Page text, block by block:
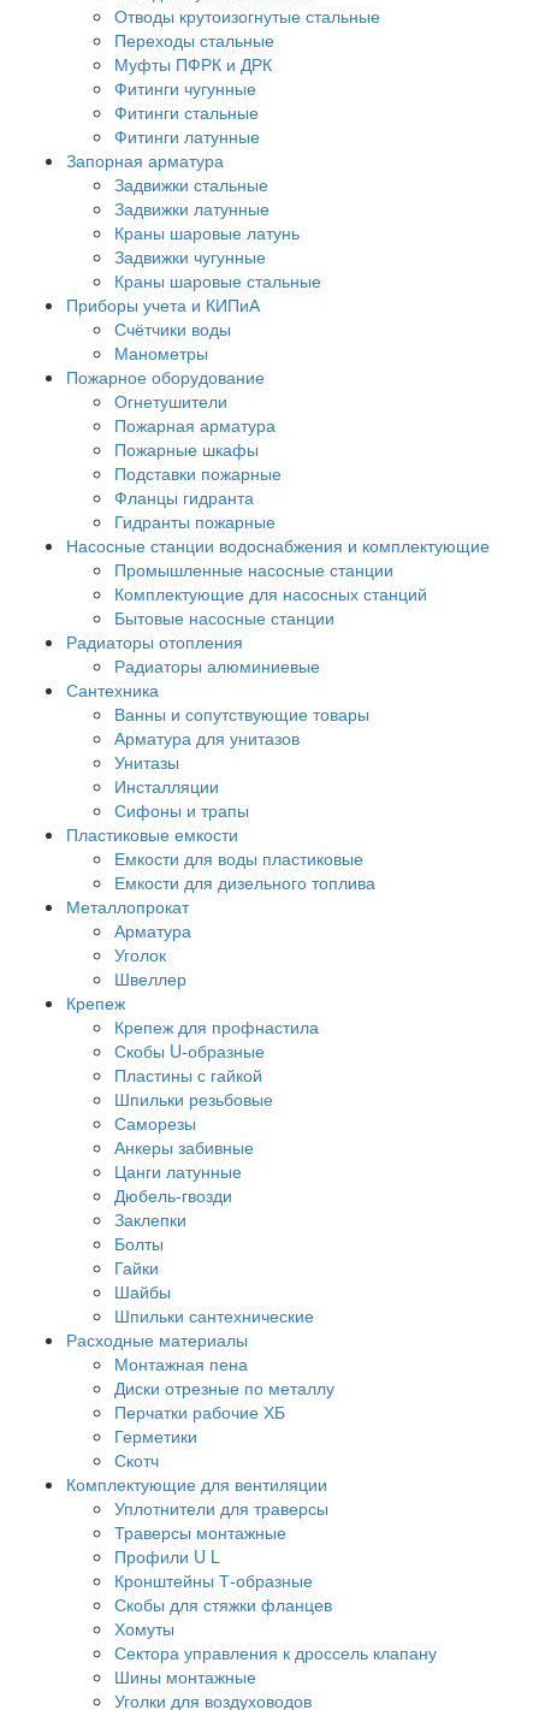
Отводы крутоизогнутые стальные
Переходы стальные
Муфты ПФРК и ДРК
Фитинги чугунные
Фитинги стальные
Фитинги латунные
Запорная арматура
Задвижки стальные
Задвижки латунные
Краны шаровые латунь
Задвижки чугунные
Краны шаровые стальные
Приборы учета и КИПиА
Счётчики воды
Манометры
Пожарное оборудование
Огнетушители
Пожарная арматура
Пожарные шкафы
Подставки пожарные
Фланцы гидранта
Гидранты пожарные
Насосные станции водоснабжения и комплектующие
Промышленные насосные станции
Комплектующие для насосных станций
Бытовые насосные станции
Радиаторы отопления
Радиаторы алюминиевые
Сантехника
Ванны и сопутствующие товары
Арматура для унитазов
Унитазы
Инсталляции
Сифоны и трапы
Пластиковые емкости
Емкости для воды пластиковые
Емкости для дизельного топлива
Металлопрокат
Арматура
Уголок
Швеллер
Крепеж
Крепеж для профнастила
Скобы U-образные
Пластины с гайкой
Шпильки резьбовые
Саморезы
Анкеры забивные
Цанги латунные
Дюбель-гвозди
Заклепки
Болты
Гайки
Шайбы
Шпильки сантехнические
Расходные материалы
Монтажная пена
Диски отрезные по металлу
Перчатки рабочие ХБ
Герметики
Скотч
Комплектующие для вентиляции
Уплотнители для траверсы
Траверсы монтажные
Профили U L
Кронштейны Т-образные
Скобы для стяжки фланцев
Хомуты
Сектора управления к дроссель клапану
Шины монтажные
Уголки для воздуховодов